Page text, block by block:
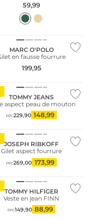
59,99
MARC O'POLO
en fausse fourrure
199,95
TOMMY JEANS
aspect peau de mouton
PPC229,90 148,99
JOSEPH RIBKOFF
Gilet aspect fourrure
PPC269,00 173,99
TOMMY HILFIGER
Veste en jean FINN
PPC149,90 88,99